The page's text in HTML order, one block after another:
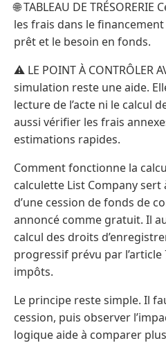
🌐 TABLEAU DE
les frais dans le
prêt et le besoin en fonds.
⚠️ LE POINT À CONTRÔLER
simulation reste une aide.
lecture de l’acte ni le calcul
aussi vérifier les frais
estimations rapides.
Comment fonctionne la
calculette List Company
d’une cession de fonds de
annoncé comme gratuit. Il
calcul des droits
progressif prévu par l’article
impôts.
Le principe reste simple. Il
cession, puis observer
logique aide à comparer